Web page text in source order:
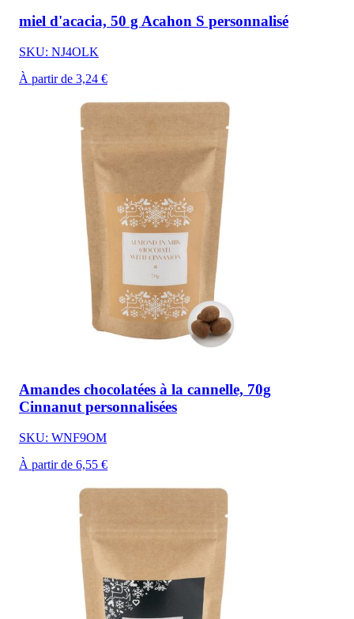
miel d'acacia, 50 g Acahon S personnalisé
SKU: NJ4OLK
À partir de 3,24 €
Amandes chocolatées à la cannelle, 70g
Cinnanut personnalisées
SKU: WNF9OM
À partir de 6,55 €